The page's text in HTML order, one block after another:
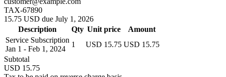
TAX-67890
15.75 USD due July 1, 2026
Description
Qty Unit price
Amount
Service Subscription
Jan 1 - Feb 1, 2024
1 USD 15.75 USD 15.75
Subtotal
USD 15.75